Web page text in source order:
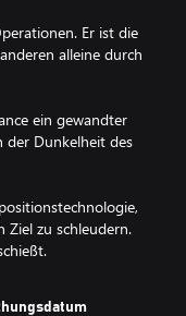
Er ist die
alleine durch
ein gewandter
der Dunkelheit des
Ziel zu schleudern.